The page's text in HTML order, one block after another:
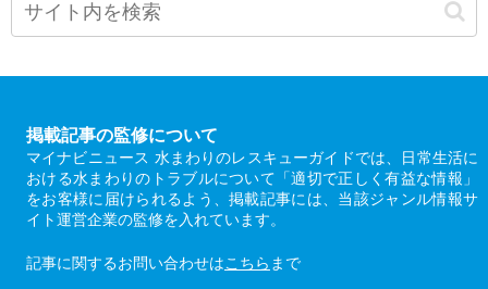
掲載記事の監修について
マイナビニュース 水まわりのレスキューガイドでは、日常生活に
おける水まわりのトラブルについて「適切で正しく有益な情報」
をお客様に届けられるよう、掲載記事には、当該ジャンル情報サ
イト運営企業の監修を入れています。
記事に関するお問い合わせはこちら まで